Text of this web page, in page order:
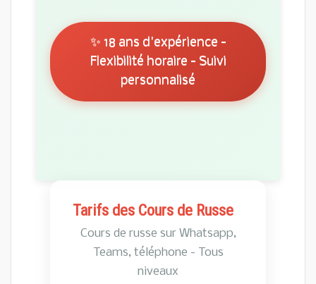
✨ 18 ans d'expérience -
Flexibilité horaire - Suivi
personnalisé
Tarifs des Cours de Russe
Cours de russe sur Whatsapp,
Teams, téléphone - Tous
niveaux